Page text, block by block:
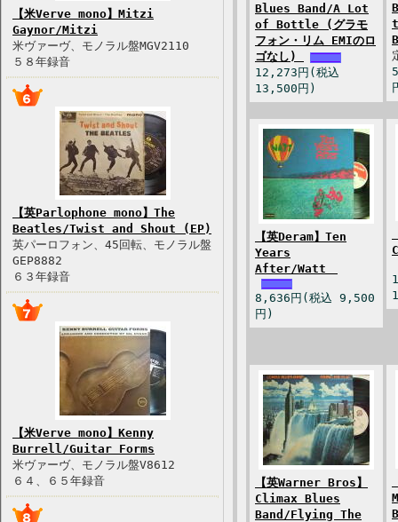
【米Verve mono】Mitzi
Gaynor/Mitzi
米ヴァーヴ、モノラル盤MGV2110
５８年録音
【英Parlophone mono】The
Beatles/Twist and Shout (EP)
英パーロフォン、45回転、モノラル盤
GEP8882
６３年録音
【米Verve mono】Kenny
Burrell/Guitar Forms
米ヴァーヴ、モノラル盤V8612
６４、６５年録音
Blues Band/A Lot
of Bottle (グラモ
フォン・リム EMIのロ
ゴなし)
12,273円(税込
13,500円)
【英Deram】Ten
Years
After/Watt
8,636円(税込 9,500
円)
【英Warner Bros】
Climax Blues
Band/Flying The